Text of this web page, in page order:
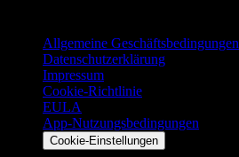
Allgemeine Geschäftsbedingungen
Datenschutzerklärung
Impressum
Cookie-Richtlinie
EULA
App-Nutzungsbedingungen
Cookie-Einstellungen